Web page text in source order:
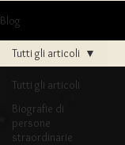
Blog
Tutti gli articoli
Biografie di
persone
straordinarie
Tutti gli articoli